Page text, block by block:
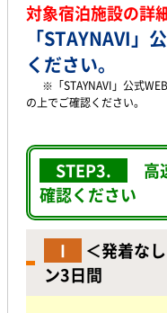
対象宿泊施設の詳
「STAYNAVI」
ください。
※「STAYNAVI」公式
の上でご確認ください。
STEP3.
高
確認ください
I
＜発着な
ン3日間